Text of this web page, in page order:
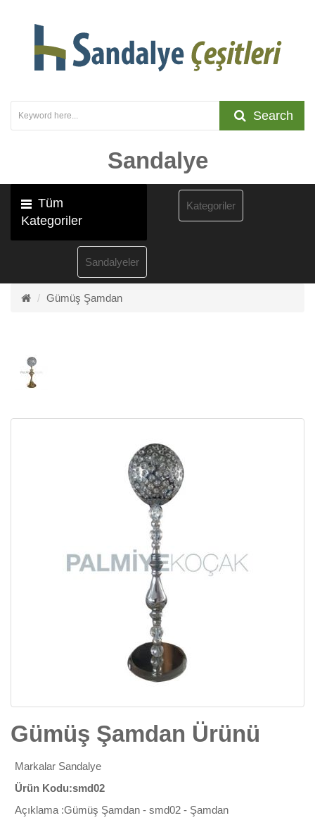
Search
Sandalye
Tüm
Kategoriler
Sandalyeler
Kategoriler
Gümüş Şamdan
Gümüş Şamdan Ürünü
Markalar Sandalye
Ürün Kodu:smd02
Açıklama :Gümüş Şamdan - smd02 - Şamdan